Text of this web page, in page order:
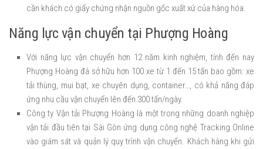
cần khách có giấy chứng nhận nguồn gốc xuất xứ của hàng hóa.
Năng lực vận chuyển tại Phượng Hoàng
Với năng lực vận chuyển hơn 12 năm kinh nghiệm, tính đến nay
Phượng Hoàng đá sở hữu hơn 100 xe từ 1 đến 15 tấn bao gồm: xe
tải thùng, mui bạt, xe chuyên dụng, container…, có khả năng đáp
ứng nhu cầu vận chuyển lên đến 300 tấn/ngày.
Công ty Vận tải Phượng Hoàng là một trong những doanh nghiệp
vận tải đầu tiên tại Sài Gòn ứng dụng công nghệ Tracking Online
vào giám sát và quản lý quy trình vận chuyển. Khách hàng khi gửi